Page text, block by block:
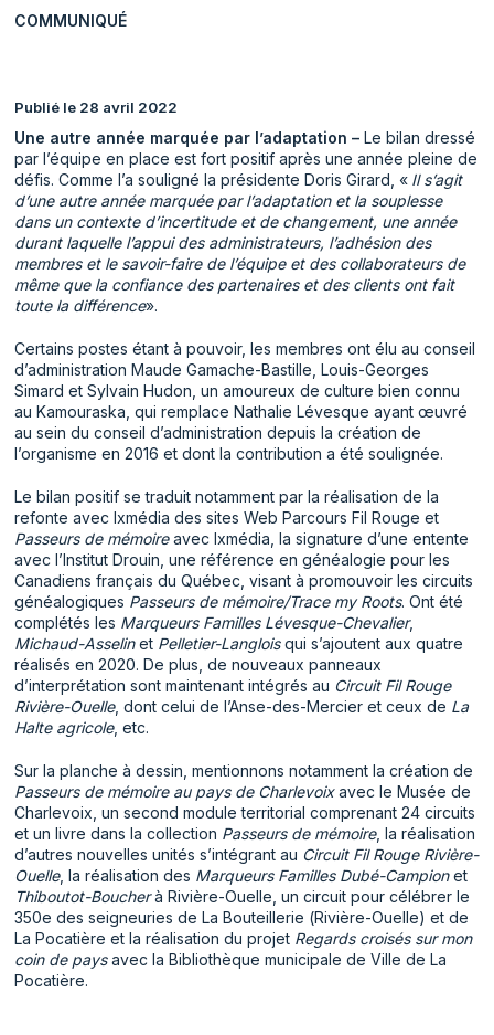
COMMUNIQUÉ
Publié le 28 avril 2022
Une autre année marquée par l’adaptation – Le bilan dressé
par l’équipe en place est fort positif après une année pleine de
défis. Comme l’a souligné la présidente Doris Girard, « Il s’agit
d’une autre année marquée par l’adaptation et la souplesse
dans un contexte d’incertitude et de changement, une année
durant laquelle l’appui des administrateurs, l’adhésion des
membres et le savoir-faire de l’équipe et des collaborateurs de
même que la confiance des partenaires et des clients ont fait
toute la différence».
Certains postes étant à pouvoir, les membres ont élu au conseil
d’administration Maude Gamache-Bastille, Louis-Georges
Simard et Sylvain Hudon, un amoureux de culture bien connu
au Kamouraska, qui remplace Nathalie Lévesque ayant œuvré
au sein du conseil d’administration depuis la création de
l’organisme en 2016 et dont la contribution a été soulignée.
Le bilan positif se traduit notamment par la réalisation de la
refonte avec Ixmédia des sites Web Parcours Fil Rouge et
Passeurs de mémoireavec Ixmédia, la signature d’une entente
avec l’Institut Drouin, une référence en généalogie pour les
Canadiens français du Québec, visant à promouvoir les circuits
généalogiques Passeurs de mémoire/Trace my Roots. Ont été
complétés les Marqueurs Familles Lévesque-Chevalier,
Michaud-Asselinet Pelletier-Langloisqui s’ajoutent aux quatre
réalisés en 2020. De plus, de nouveaux panneaux
d’interprétation sont maintenant intégrés au Circuit Fil Rouge
Rivière-Ouelle, dont celui de l’Anse-des-Mercier et ceux de La
Halte agricole, etc.
Sur la planche à dessin, mentionnons notamment la création de
Passeurs de mémoire au pays de Charlevoixavec le Musée de
Charlevoix, un second module territorial comprenant 24 circuits
et un livre dans la collection Passeurs de mémoire, la réalisation
d’autres nouvelles unités s’intégrant au Circuit Fil Rouge Rivière-
Ouelle, la réalisation des Marqueurs Familles Dubé-Campionet
Thiboutot-Boucherà Rivière-Ouelle, un circuit pour célébrer le
350e des seigneuries de La Bouteillerie (Rivière-Ouelle) et de
La Pocatière et la réalisation du projet Regards croisés sur mon
coin de paysavec la Bibliothèque municipale de Ville de La
Pocatière.